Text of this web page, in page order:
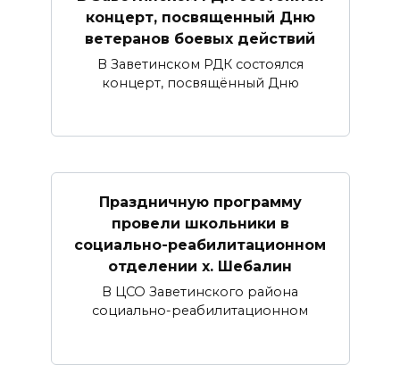
концерт, посвященный Дню
ветеранов боевых действий
В Заветинском РДК состоялся
концерт, посвящённый Дню
Праздничную программу
провели школьники в
социально-реабилитационном
отделении х. Шебалин
В ЦСО Заветинского района
социально-реабилитационном